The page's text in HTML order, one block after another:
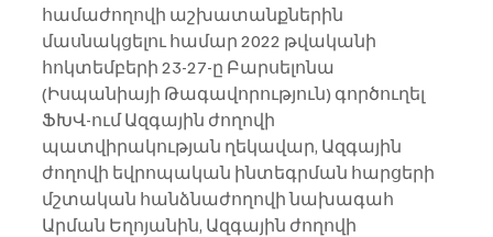
համաժողովի աշխատանքներին
մասնակցելու համար 2022 թվականի
հոկտեմբերի 23-27-ը Բարսելոնա
(Իսպանիայի Թագավորություն) գործուղել
ՖԽՎ-ում Ազգային ժողովի
պատվիրակության ղեկավար, Ազգային
ժողովի եվրոպական ինտեգրման հարցերի
մշտական հանձնաժողովի նախագահ
Արման Եղոյանին, Ազգային ժողովի